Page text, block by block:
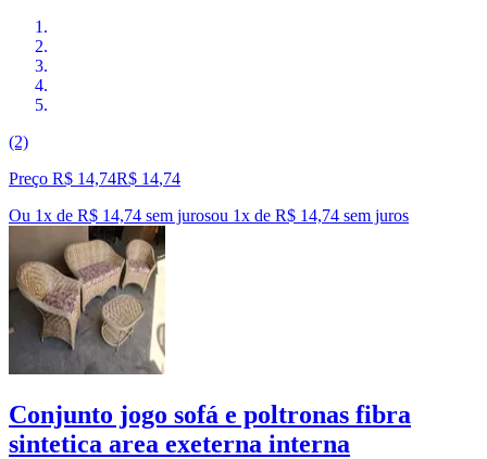
(2)
Preço R$ 14,74R$ 14,74
Ou 1x de R$ 14,74 sem jurosou 1x de R$ 14,74 sem juros
Conjunto jogo sofá e poltronas fibra
sintetica area exeterna interna